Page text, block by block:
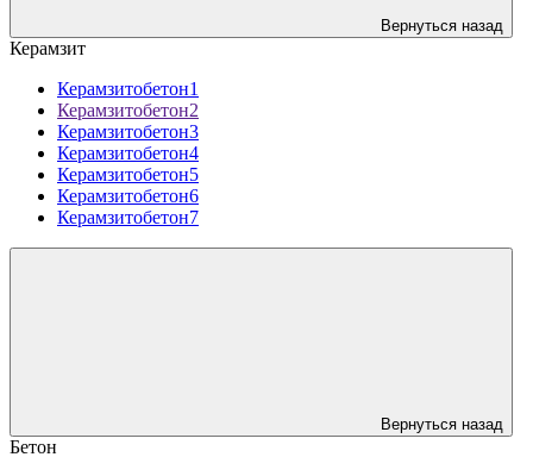
Вернуться назад
Керамзит
Керамзитобетон1
Керамзитобетон2
Керамзитобетон3
Керамзитобетон4
Керамзитобетон5
Керамзитобетон6
Керамзитобетон7
Вернуться назад
Бетон